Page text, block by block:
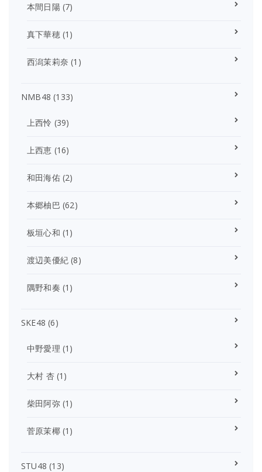
本間日陽(7)
真下華穂(1)
西潟茉莉奈 (1)
NMB48 (133)
上西怜 (39)
上西恵 (16)
和田海佑(2)
本郷柚巴 (62)
板垣心和 (1)
渡辺美優紀 (8)
隅野和奏 (1)
SKE48 (6)
中野愛理 (1)
大村 杏(1)
柴田阿弥(1)
菅原茉椰(1)
STU48 (13)